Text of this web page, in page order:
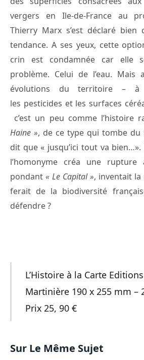
vergers en Ile-de-France au
Thierry Marx s’est déclaré bien
tendance. A ses yeux, cette
crin est condamnée car elle
problème. Celui de l’eau. Mais
évolutions du territoire – à
les pesticides et les surfaces
c’est un peu comme l’histoire
Haine », de ce type qui tombe du
dit que « jusqu’ici tout va
l’homonyme créa une rupture
pondant « Le Capital », inventait
ferait de la biodiversité
défendre ?
L’Histoire à la Carte
Martinière 190 x 255 mm –
Prix 25, 90 €
Sur Le Même Sujet